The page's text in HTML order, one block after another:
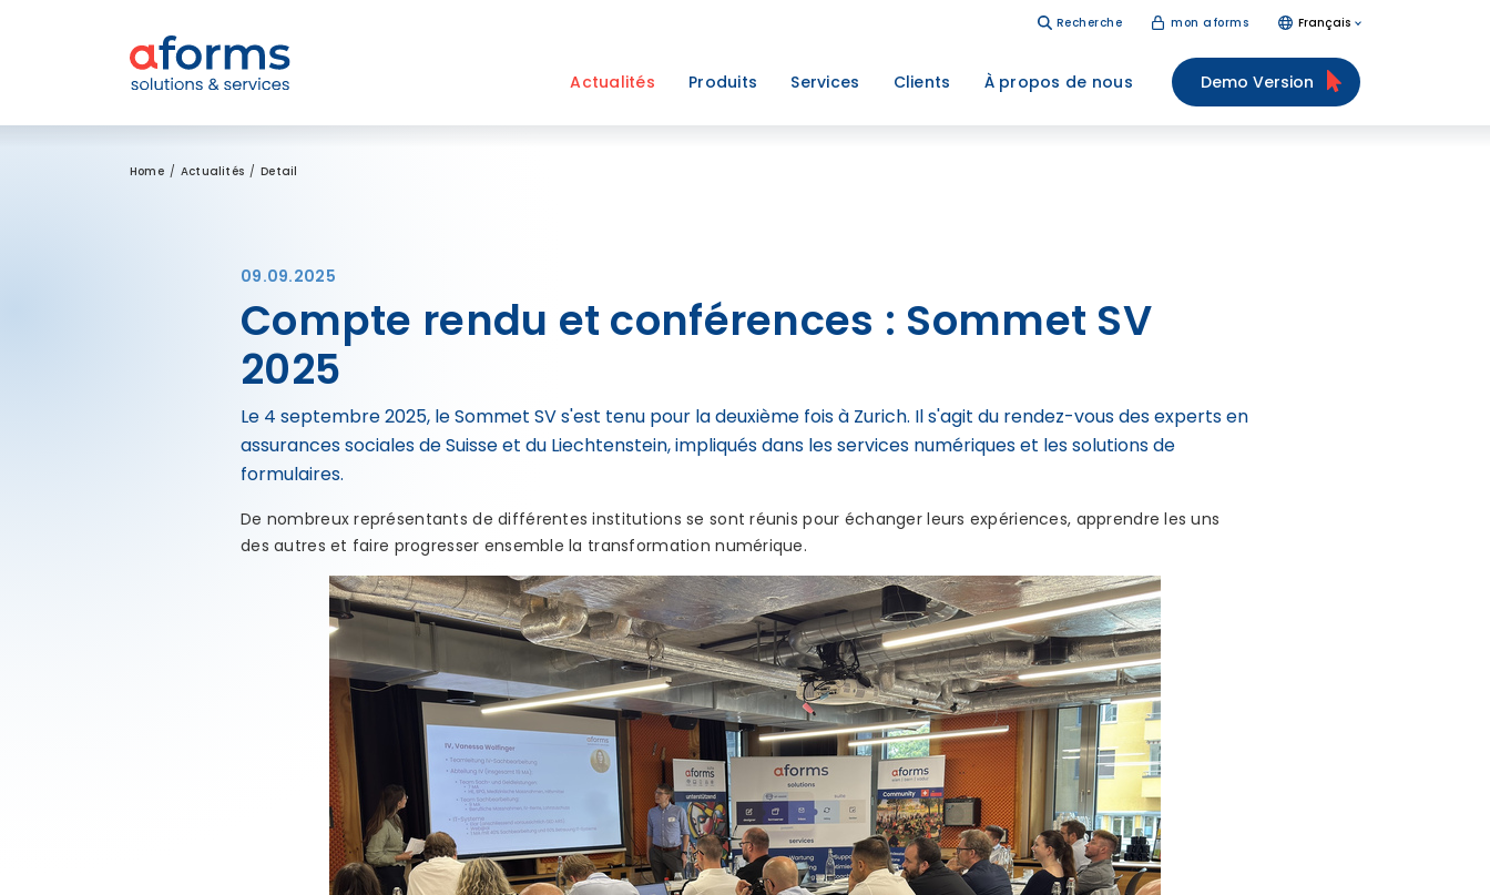
Recherche mon aforms Français
Actualités Produits Services Clients À propos de nous Demo Version
Home Actualités Detail
09.09.2025
Compte rendu et conférences : Sommet SV
2025
Le 4 septembre 2025, le Sommet SV s'est tenu pour la deuxième fois à Zurich. Il s'agit du rendez-vous des experts en
assurances sociales de Suisse et du Liechtenstein, impliqués dans les services numériques et les solutions de
formulaires.
De nombreux représentants de différentes institutions se sont réunis pour échanger leurs expériences, apprendre les uns
des autres et faire progresser ensemble la transformation numérique.